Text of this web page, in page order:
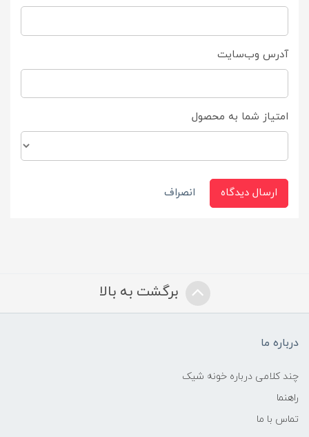
آدرس وب‌سایت
امتیاز شما به محصول
ارسال دیدگاه انصراف
برگشت به بالا
درباره ما
چند کلامی درباره خونه شیک
راهنما
تماس با ما